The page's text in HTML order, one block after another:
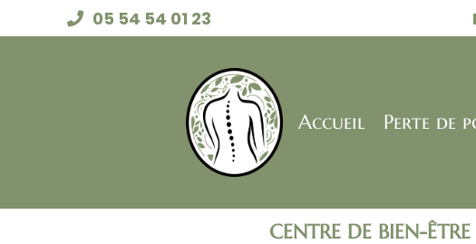
05 54 54 01 23
Accueil Perte de
CENTRE DE BIEN-